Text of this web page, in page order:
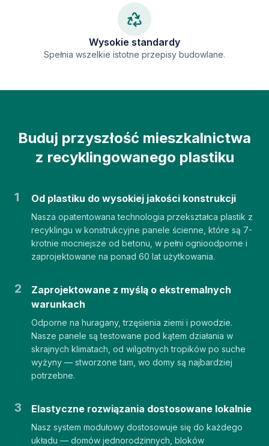
Wysokie standardy
Spełnia wszelkie istotne przepisy budowlane.
Buduj przyszłość mieszkalnictwa
z recyklingowanego plastiku
1 Od plastiku do wysokiej jakości konstrukcji
Nasza opatentowana technologia przekształca plastik z
recyklingu w konstrukcyjne panele ścienne, które są 7-
krotnie mocniejsze od betonu, w pełni ognioodporne i
zaprojektowane na ponad 60 lat użytkowania.
2
Zaprojektowane z myślą o ekstremalnych
warunkach
Odporne na huragany, trzęsienia ziemi i powodzie.
Nasze panele są testowane pod kątem działania w
skrajnych klimatach, od wilgotnych tropików po suche
wyżyny — stworzone tam, wo domy są najbardziej
potrzebne.
3 Elastyczne rozwiązania dostosowane lokalnie
Nasz system modułowy dostosowuje się do każdego
układu — domów jednorodzinnych, bloków